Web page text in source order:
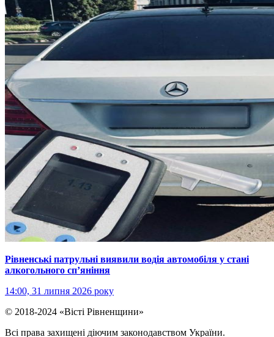
Рівненські патрульні виявили водія автомобіля у стані
алкогольного сп’яніння
14:00, 31 липня 2026 року
© 2018-2024 «Вісті Рівненщини»
Всі права захищені діючим законодавством України.